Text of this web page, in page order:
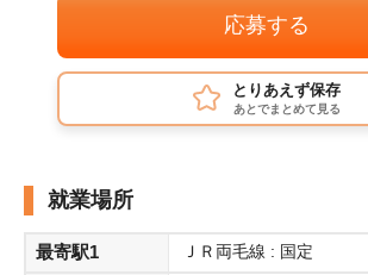
応募する
とりあえず保存
あとでまとめて見る
就業場所
最寄駅1 ＪＲ両毛線 : 国定